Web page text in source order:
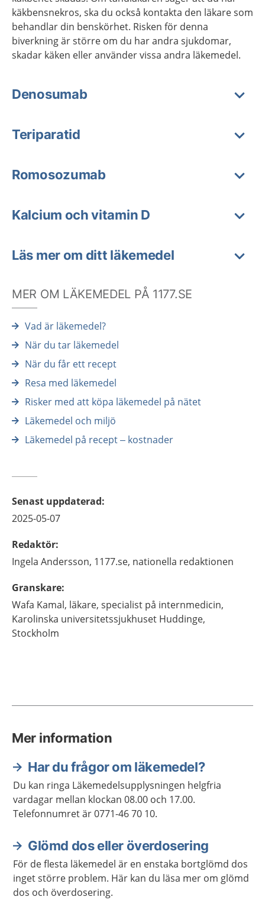
käkbensnekros, ska du också kontakta den läkare som
behandlar din benskörhet. Risken för denna
biverkning är större om du har andra sjukdomar,
skadar käken eller använder vissa andra läkemedel.
Denosumab
Teriparatid
Romosozumab
Kalcium och vitamin D
Läs mer om ditt läkemedel
MER OM LÄKEMEDEL PÅ 1177.SE
Vad är läkemedel?
När du tar läkemedel
När du får ett recept
Resa med läkemedel
Risker med att köpa läkemedel på nätet
Läkemedel och miljö
Läkemedel på recept – kostnader
Senast uppdaterad:
2025-05-07
Redaktör:
Ingela Andersson, 1177.se, nationella redaktionen
Granskare:
Wafa Kamal, läkare, specialist på internmedicin,
Karolinska universitetssjukhuset Huddinge,
Stockholm
Mer information
Har du frågor om läkemedel?
Du kan ringa Läkemedelsupplysningen helgfria
vardagar mellan klockan 08.00 och 17.00.
Telefonnumret är 0771-46 70 10.
Glömd dos eller överdosering
För de flesta läkemedel är en enstaka bortglömd dos
inget större problem. Här kan du läsa mer om glömd
dos och överdosering.